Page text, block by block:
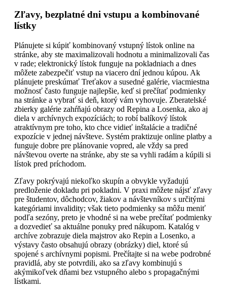
Zľavy, bezplatné dni vstupu a kombinované
lístky
Plánujete si kúpiť kombinovaný vstupný lístok online na
stránke, aby ste maximalizovali hodnotu a minimalizovali čas
v rade; elektronický lístok funguje na pokladniach a dnes
môžete zabezpečiť vstup na viacero dní jednou kúpou. Ak
plánujete preskúmať Treťakov a susedné galérie, viacmiestna
možnosť často funguje najlepšie, keď si prečítať podmienky
na stránke a vybrať si deň, ktorý vám vyhovuje. Zberatelské
zbierky galérie zahŕňajú obrazy od Repina a Losenka, ako aj
diela v archívnych expozíciách; to robí balíkový lístok
atraktívnym pre toho, kto chce vidieť inštalácie a tradičné
expozície v jednej návšteve. Systém praktizuje online platby a
funguje dobre pre plánovanie vopred, ale vždy sa pred
návštevou overte na stránke, aby ste sa vyhli radám a kúpili si
lístok pred príchodom.
Zľavy pokrývajú niekoľko skupín a obvykle vyžadujú
predloženie dokladu pri pokladni. V praxi môžete nájsť zľavy
pre študentov, dôchodcov, žiakov a návštevníkov s určitými
kategóriami invalidity; však tieto podmienky sa môžu meniť
podľa sezóny, preto je vhodné si na webe prečítať podmienky
a dozvedieť sa aktuálne ponuky pred nákupom. Katalóg v
archíve zobrazuje diela majstrov ako Repin a Losenko, a
výstavy často obsahujú obrazy (obrázky) diel, ktoré sú
spojené s archívnymi popismi. Prečítajte si na webe podrobné
pravidlá, aby ste potvrdili, ako sa zľavy kombinujú s
akýmikoľvek dňami bez vstupného alebo s propagačnými
lístkami.